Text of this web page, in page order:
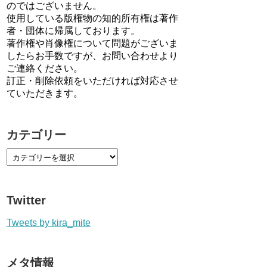
のではございません。
使用している版権物の知的所有権は著作
者・団体に帰属しております。
著作権や肖像権について問題がございま
したらお手数ですが、お問い合わせより
ご連絡ください。
訂正・削除依頼をいただければ対応させ
ていただきます。
カテゴリー
Twitter
Tweets by kira_mite
メタ情報